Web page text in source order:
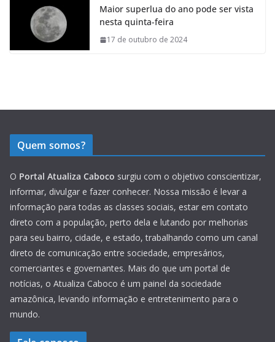
Maior superlua do ano pode ser vista
nesta quinta-feira
17 de outubro de 2024
Quem somos?
O Portal Atualiza Caboco surgiu com o objetivo conscientizar,
informar, divulgar e fazer conhecer. Nossa missão é levar a
informação para todas as classes sociais, estar em contato
direto com a população, perto dela e lutando por melhorias
para seu bairro, cidade, e estado, trabalhando como um canal
direto de comunicação entre sociedade, empresários,
comerciantes e governantes. Mais do que um portal de
notícias, o Atualiza Caboco é um painel da sociedade
amazônica, levando informação e entretenimento para o
mundo.